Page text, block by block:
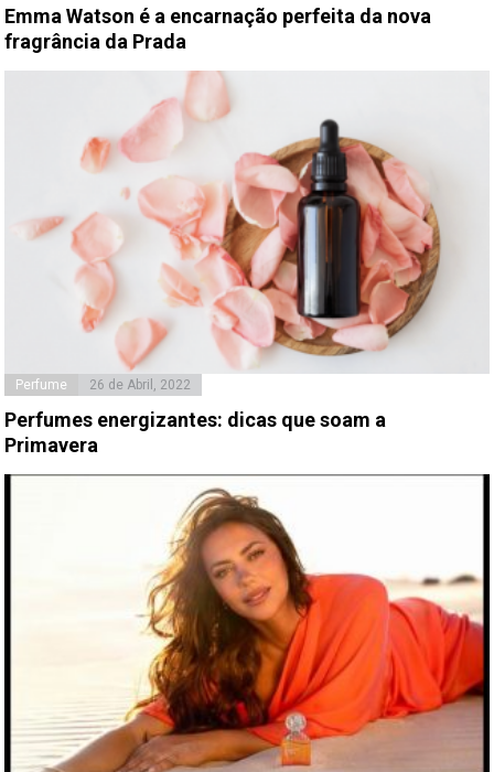
Emma Watson é a encarnação perfeita da nova
fragrância da Prada
Perfume 26 de Abril, 2022
Perfumes energizantes: dicas que soam a
Primavera